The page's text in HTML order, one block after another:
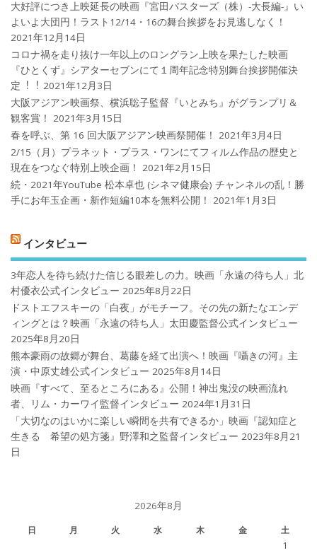
大好評につき上映延長の映画『宮田バスターズ（株）-大長編-』い
よいよ大団円！ラスト12/14・16の舞台挨拶をお見逃しなく！
2021年12月14日
コロナ禍を⾛り抜け⼀年以上のロングラン上映を果たした映画
『ひとくず』シアターセブンにて１周年記念特別舞台挨拶開催決
定︕︕ 2021年12月3日
大阪アジアン映画祭、横浜聡子監督『いとみち』がグランプリ＆
観客賞！
2021年3月15日
春を呼ぶ、第 16 回大阪アジアン映画祭開催！
2021年3月4日
2/15（月）プラネット・プラス・ワンにてフィルム作品の歴史と
現在をつなぐ特別上映企画！
2021年2月15日
続・2021年YouTube 松本卓也 (シネマ健康会) チャンネルの乱！勝
手にお年玉企画・新作短編10本を無料公開！
2021年1月3日
インタビュー
3年恋人を待ち続けた信じる眼差しの力。映画「永遠の待ち人」北
村優衣公式インタビュー 2025年8月22日
ドストエフスキーの「白夜」がモチーフ。その先の新たなエンデ
ィングとは？映画「永遠の待ち人」太田慶監督公式インタビュー
2025年8月20日
熊本豪雨の故郷が舞台、葛藤を経て出演へ！映画『囁きの河』主
演・中原丈雄公式インタビュー 2025年8月14日
映画『すべて、至るところにある』公開！神出鬼没の映画流れ
者、リム・カーワイ監督インタビュー 2024年1月31日
「大切なのはいかに楽しい瞬間を共有できるか」映画『認知症と
生きる 希望の処方箋』野澤和之監督インタビュー 2023年8月21
日
2026年8月
日 月 火 水 木 金
土
1